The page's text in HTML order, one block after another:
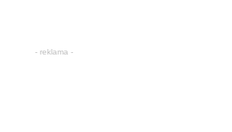
- reklama -